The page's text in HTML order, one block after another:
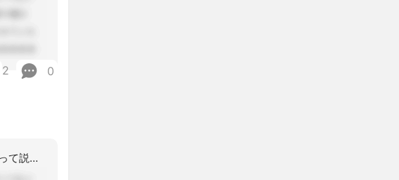
2 0
１年をかけて、又は１年をかけないと達成できないと自信をもって説明できるのであれば